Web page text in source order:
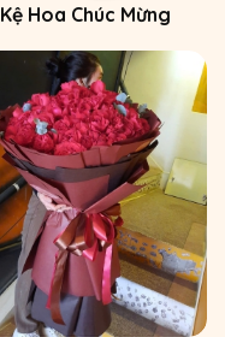
Kệ Hoa Chúc Mừng